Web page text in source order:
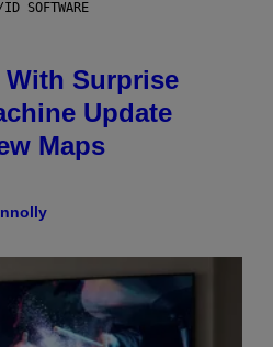
ID SOFTWARE
With Surprise
Update
Maps